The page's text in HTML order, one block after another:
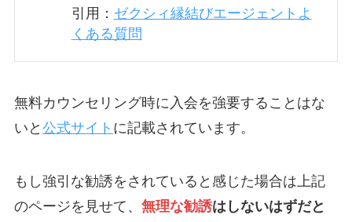
引用： ゼクシィ縁結びエージェントよ
くある質問
無料カウンセリング時に入会を強要することはな
いと 公式サイト に記載されています。
もし強引な勧誘をされていると感じた場合は上記
のページを見せて、 無理な勧誘はしないはずだと